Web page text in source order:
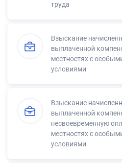
труда
Взыскание
выплаченной
местностях с
условиями
Взыскание
выплаченной
несвоевременную
местностях с
условиями